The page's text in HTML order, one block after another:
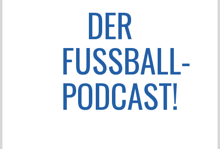
DER
FUSSBALL-P
ODCAST!